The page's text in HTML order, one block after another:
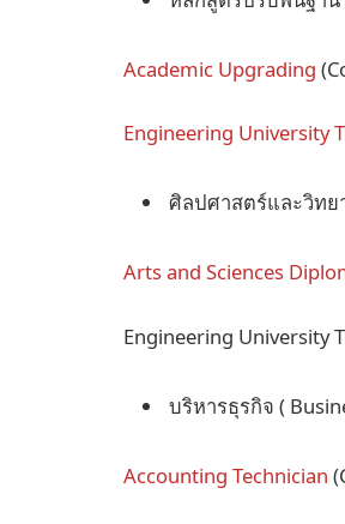
Academic Upgrading
Engineering University
ศิลปศาสตร์และวิทย
Arts and Sciences
Engineering University
บริหารธุรกิจ (
Accounting Technician